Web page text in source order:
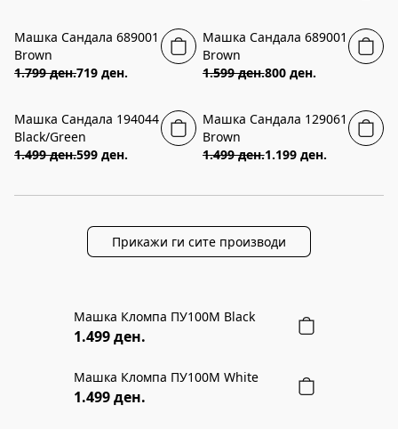
50% ПОПУСТ
Машка Сандала 689001
Brown
1.599 ден.800 ден.
60% ПОПУСТ
Машка Сандала 689001
Brown
1.799 ден.719 ден.
20% ПОПУСТ
Машка Сандала 129061
Brown
1.499 ден.1.199 ден.
60% ПОПУСТ
Машка Сандала 194044
Black/Green
1.499 ден.599 ден.
Прикажи ги сите производи
Машка Кломпа ПУ100М Black
1.499 ден.
Машка Кломпа ПУ100М White
1.499 ден.